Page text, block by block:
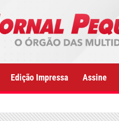
Edição Impressa Assine